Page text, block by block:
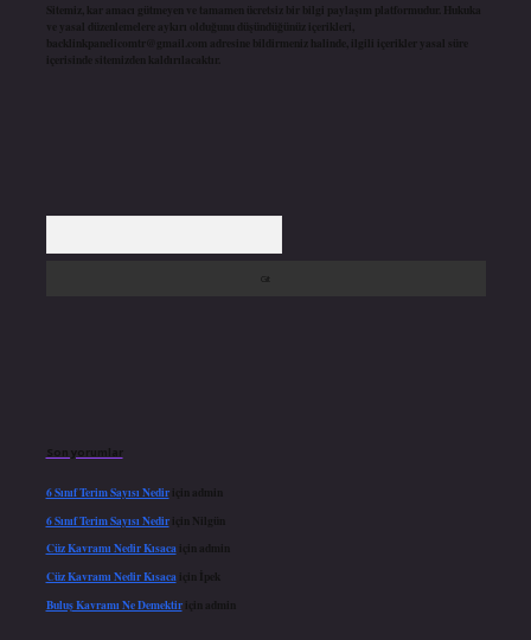
Sitemiz, kar amacı gütmeyen ve tamamen ücretsiz bir bilgi paylaşım platformudur. Hukuka
ve yasal düzenlemelere aykırı olduğunu düşündüğünüz içerikleri,
backlinkpanelicomtr@gmail.com adresine bildirmeniz halinde, ilgili içerikler yasal süre
içerisinde sitemizden kaldırılacaktır.
Son yorumlar
6 Sınıf Terim Sayısı Nediriçin admin
6 Sınıf Terim Sayısı Nediriçin Nilgün
Cüz Kavramı Nedir Kısacaiçin admin
Cüz Kavramı Nedir Kısacaiçin
İpek
Buluş Kavramı Ne Demektiriçin admin